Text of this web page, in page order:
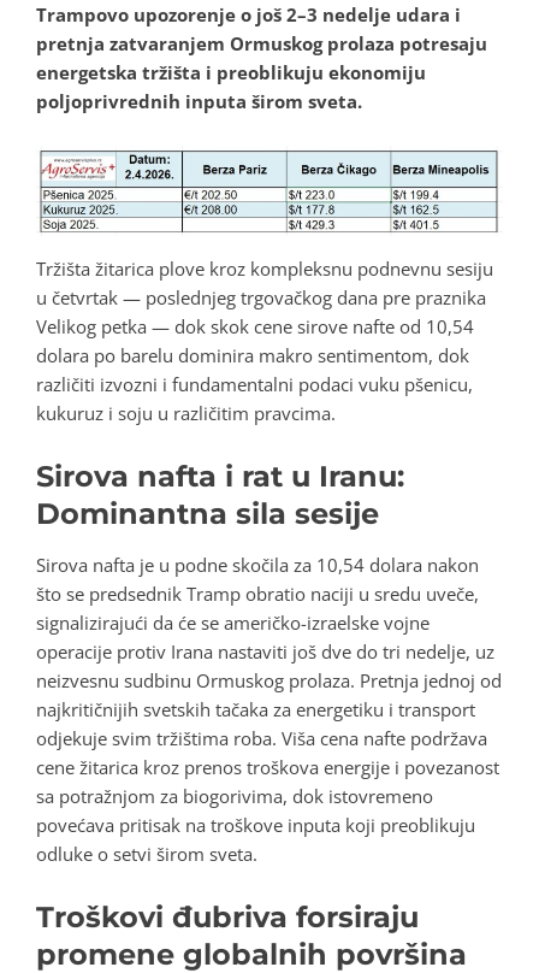
Trampovo upozorenje o još 2–3 nedelje udara i
pretnja zatvaranjem Ormuskog prolaza potresaju
energetska tržišta i preoblikuju ekonomiju
poljoprivrednih inputa širom sveta.
Tržišta žitarica plove kroz kompleksnu podnevnu sesiju
u četvrtak — poslednjeg trgovačkog dana pre praznika
Velikog petka — dok skok cene sirove nafte od 10,54
dolara po barelu dominira makro sentimentom, dok
različiti izvozni i fundamentalni podaci vuku pšenicu,
kukuruz i soju u različitim pravcima.
Sirova nafta i rat u Iranu:
Dominantna sila sesije
Sirova nafta je u podne skočila za 10,54 dolara nakon
što se predsednik Tramp obratio naciji u sredu uveče,
signalizirajući da će se američko-izraelske vojne
operacije protiv Irana nastaviti još dve do tri nedelje, uz
neizvesnu sudbinu Ormuskog prolaza. Pretnja jednoj od
najkritičnijih svetskih tačaka za energetiku i transport
odjekuje svim tržištima roba. Viša cena nafte podržava
cene žitarica kroz prenos troškova energije i povezanost
sa potražnjom za biogorivima, dok istovremeno
povećava pritisak na troškove inputa koji preoblikuju
odluke o setvi širom sveta.
Troškovi đubriva forsiraju
promene globalnih površina